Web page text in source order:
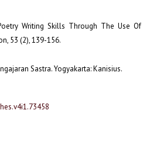
Writing Skills Through The Use Of
53 (2), 139-156.
Sastra. Yogyakarta: Kanisius.